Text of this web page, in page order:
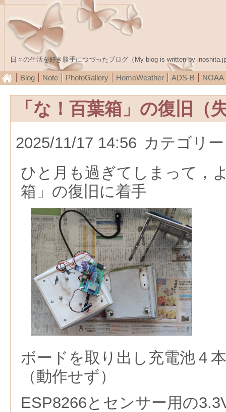
日々の生活を好き勝手につづったブログ（My blog is written by
Blog Note PhotoGallery HomeWeather ADS-B NOAA
「な！百葉箱」の復旧（
2025/11/17 14:56 カテゴリ
ひと月も過ぎてしまって，
箱」の復旧に着手
ボードを取り出し充電池４
（動作せず）
ESP8266とセンサー用の